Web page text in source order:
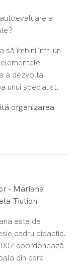
a
să îmbini într-un
a dezvolta
unui specialist.
organizarea
- Mariana
Tiution
este de
cadru didactic.
coordonează
din care